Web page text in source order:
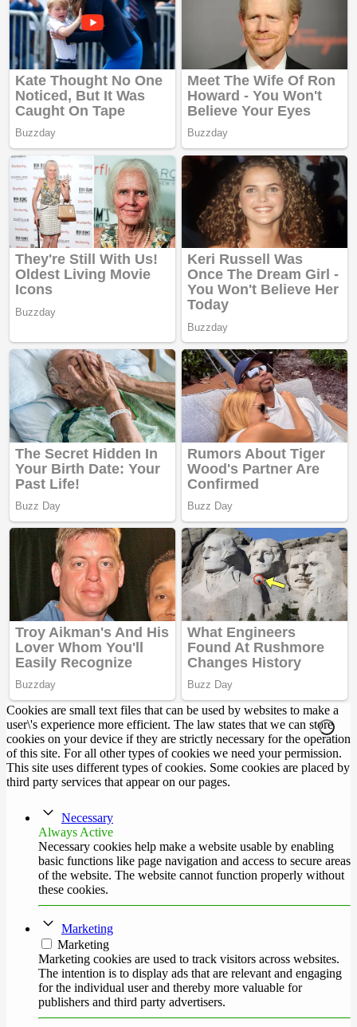
Cookies are small text files that can be used by websites to make a
user\'s experience more efficient. The law states that we can store
cookies on your device if they are strictly necessary for the operation
of this site. For all other types of cookies we need your permission.
This site uses different types of cookies. Some cookies are placed by
third party services that appear on our pages.
Necessary
Always Active
Necessary cookies help make a website usable by enabling
basic functions like page navigation and access to secure areas
of the website. The website cannot function properly without
these cookies.
Marketing
Marketing
Marketing cookies are used to track visitors across websites.
The intention is to display ads that are relevant and engaging
for the individual user and thereby more valuable for
publishers and third party advertisers.